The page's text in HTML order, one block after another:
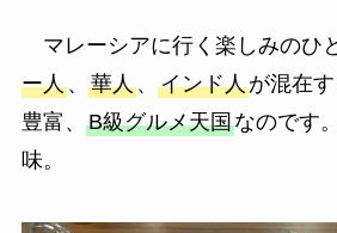
マレーシアに行く楽しみのひ
ー人、 華人、 インド人が混在
豊富、 B級グルメ天国なのです
味。